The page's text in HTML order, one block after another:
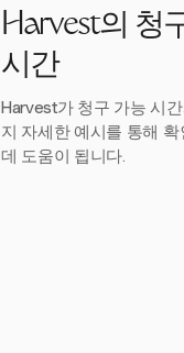
Harvest의 청
시간
Harvest가 청구 가능 시
지 자세한 예시를 통해
데 도움이 됩니다.